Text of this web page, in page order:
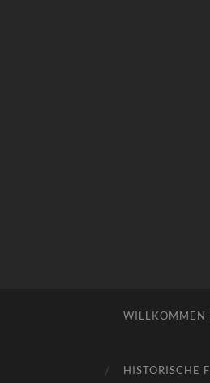
WILLKOMMEN
HISTORISCHE